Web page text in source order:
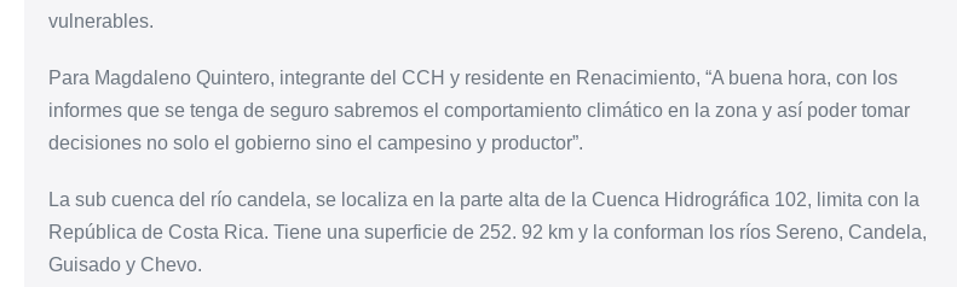
vulnerables.
Para Magdaleno Quintero, integrante del CCH y residente en Renacimiento, “A buena hora, con los
informes que se tenga de seguro sabremos el comportamiento climático en la zona y así poder tomar
decisiones no solo el gobierno sino el campesino y productor”.
La sub cuenca del río candela, se localiza en la parte alta de la Cuenca Hidrográfica 102, limita con la
República de Costa Rica. Tiene una superficie de 252. 92 km y la conforman los ríos Sereno, Candela,
Guisado y Chevo.